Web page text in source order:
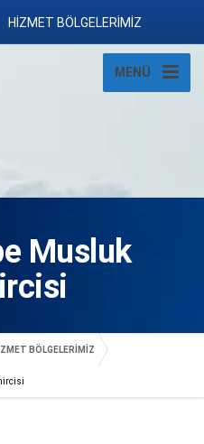
HİZMET BÖLGELERİMİZ
MENÜ
Musluk
BÖLGELERİMİZ